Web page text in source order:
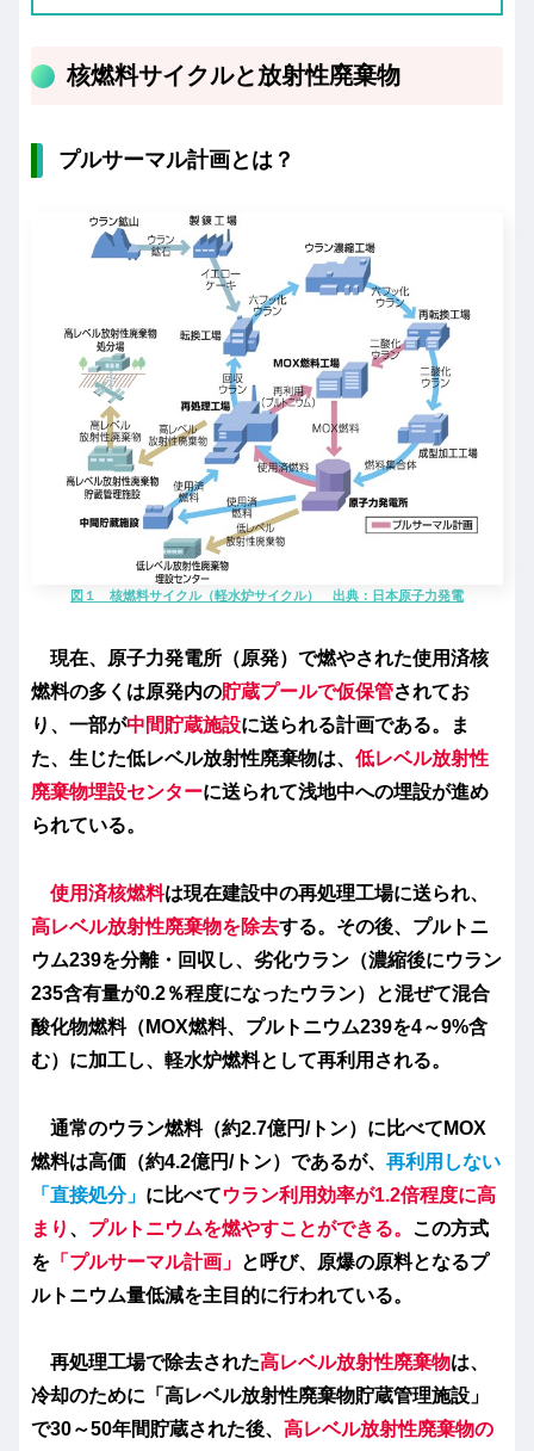
核燃料サイクルと放射性廃棄物
プルサーマル計画とは？
図１ 核燃料サイクル（軽水炉サイクル） 出典：日本原子力発電
現在、原子力発電所（原発）で燃やされた使用済核
燃料の多くは原発内の貯蔵プールで仮保管されてお
り、一部が中間貯蔵施設に送られる計画である。ま
た、生じた低レベル放射性廃棄物は、 低レベル放射性
廃棄物埋設センターに送られて浅地中への埋設が進め
られている。
使用済核燃料は現在建設中の再処理工場に送られ、
高レベル放射性廃棄物を除去する。その後、プルトニ
ウム239を分離・回収し、劣化ウラン（濃縮後にウラン
235含有量が0.2％程度になったウラン）と混ぜて混合
酸化物燃料（MOX燃料、プルトニウム239を4～9%含
む）に加工し、軽水炉燃料として再利用される。
通常のウラン燃料（約2.7億円/トン）に比べてMOX
燃料は高価（約4.2億円/トン）であるが、 再利用しない
「直接処分」 に比べてウラン利用効率が1.2倍程度に高
まり 、 プルトニウムを燃やすことができる。 この方式
を 「プルサーマル計画」 と呼び、原爆の原料となるプ
ルトニウム量低減を主目的に行われている。
再処理工場で除去された高レベル放射性廃棄物は、
冷却のために「高レベル放射性廃棄物貯蔵管理施設」
で30～50年間貯蔵された後、 高レベル放射性廃棄物の